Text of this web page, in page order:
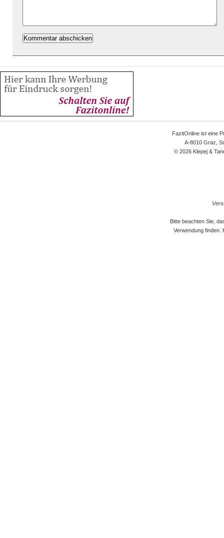
FazitOnline ist eine
A-8010 Graz,
© 2026 Klepej &
Bitte beachten Sie,
Verwendung finden.